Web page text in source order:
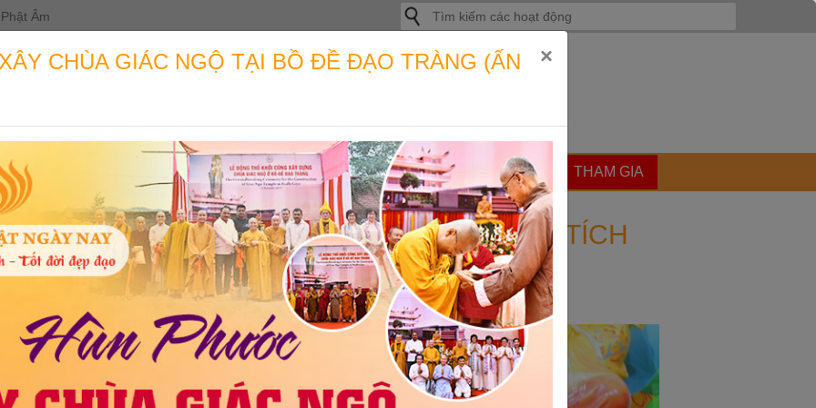
Phật Âm
Tìm
kiếm
ĐỘNG THỈNH KINH SÁCH TIN TỨC HỌC PHẬT GÓC CHIA SẺ THAM GIA
HƯỚNG PHẬT” LAN TỎA GIÁ TRỊ SỐNG TÍCH
CỰC
Huỳnh Thủy Đăng lúc 05:44 02/06/2025 | Có 58 lượt xem
CHÙA GIÁC NGỘ TẠI BỒ ĐỀ ĐẠO TRÀNG (ẤN
×